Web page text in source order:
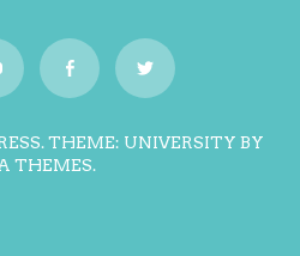
THEME: UNIVERSITY BY
THEMES.